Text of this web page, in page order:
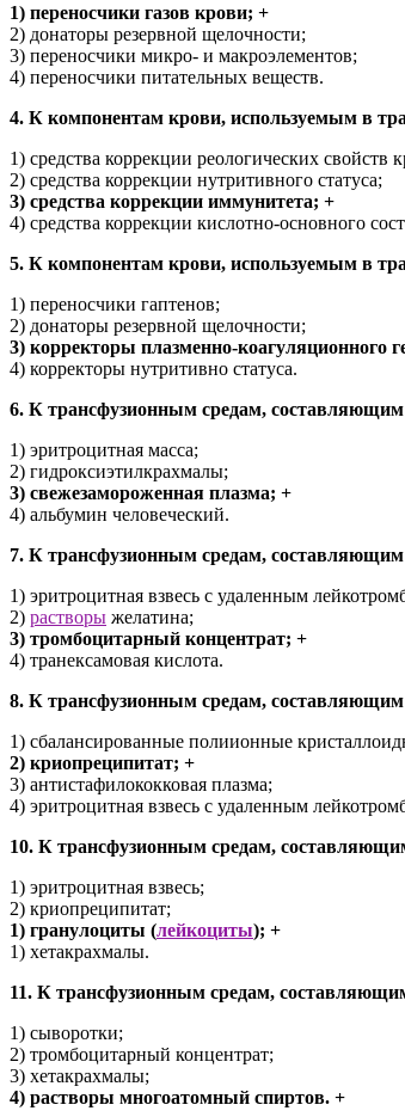
1) переносчики газов крови; +
2) донаторы резервной щелочности;
3) переносчики микро- и макроэлементов;
4) переносчики питательных веществ.
4. К компонентам крови, используемым в
1) средства коррекции реологических свойств
2) средства коррекции нутритивного статуса;
3) средства коррекции иммунитета; +
4) средства коррекции кислотно-основного
5. К компонентам крови, используемым в
1) переносчики гаптенов;
2) донаторы резервной щелочности;
3) корректоры плазменно-коагуляционного
4) корректоры нутритивно статуса.
6. К трансфузионным средам, составляющим
1) эритроцитная масса;
2) гидроксиэтилкрахмалы;
3) свежезамороженная плазма; +
4) альбумин человеческий.
7. К трансфузионным средам, составляющим
1) эритроцитная взвесь с удаленным
2) растворы желатина;
3) тромбоцитарный концентрат; +
4) транексамовая кислота.
8. К трансфузионным средам, составляющим
1) сбалансированные полиионные
2) криопреципитат; +
3) антистафилококковая плазма;
4) эритроцитная взвесь с удаленным
10. К трансфузионным средам,
1) эритроцитная взвесь;
2) криопреципитат;
1) гранулоциты (лейкоциты); +
1) хетакрахмалы.
11. К трансфузионным средам,
1) сыворотки;
2) тромбоцитарный концентрат;
3) хетакрахмалы;
4) растворы многоатомный спиртов. +